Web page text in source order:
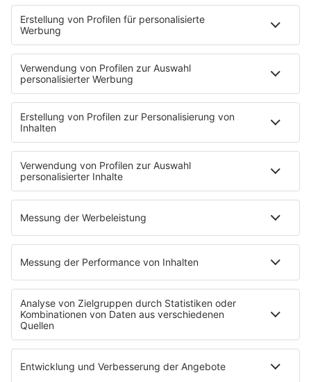
Podcasts
Access All Areas
delta Backstage
Jahrhundertgeschichten
Mein delta radio
App
DAB+
Empfang
Jobs & Praktika
Service
Datenschutz
Datenschutzeinstellungen
Impressum
Nutzungsbedingungen